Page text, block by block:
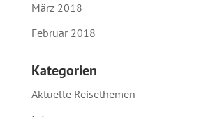
März 2018
Februar 2018
Kategorien
Aktuelle Reisethemen